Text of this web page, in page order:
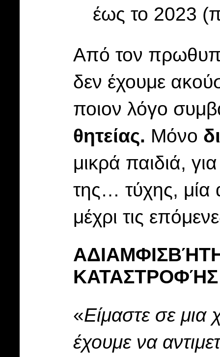
έως το 2023
Από τον
δεν έχουμε
ποιον λόγο
θητείας. Μόνο
μικρά παιδιά,
της… τύχης, μία
μέχρι τις
ΚΑΤΑΣΤΡΟΦΉΣ
«Είμαστε σε μια
έχουμε να